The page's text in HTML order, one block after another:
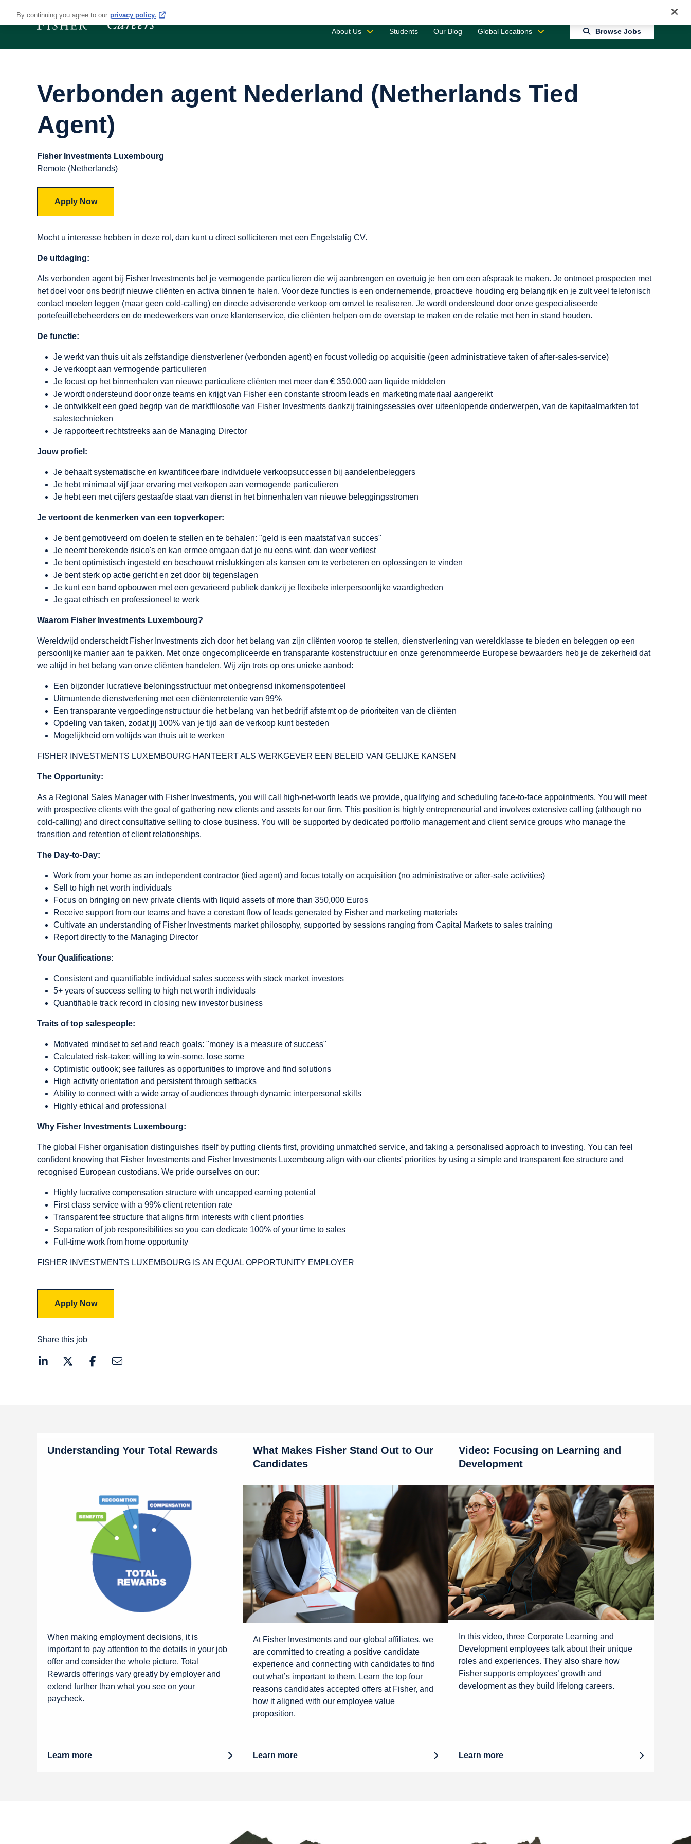
About Us Students Our Blog Global Locations Browse Jobs
Verbonden agent Nederland (Netherlands Tied
Agent)
Fisher Investments Luxembourg
Remote (Netherlands)
Apply Now
Mocht u interesse hebben in deze rol, dan kunt u direct solliciteren met een Engelstalig CV.
De uitdaging:
Als verbonden agent bij Fisher Investments bel je vermogende particulieren die wij aanbrengen en overtuig je hen om een afspraak te maken. Je ontmoet prospecten met
het doel voor ons bedrijf nieuwe cliënten en activa binnen te halen. Voor deze functies is een ondernemende, proactieve houding erg belangrijk en je zult veel telefonisch
contact moeten leggen (maar geen cold-calling) en directe adviserende verkoop om omzet te realiseren. Je wordt ondersteund door onze gespecialiseerde
portefeuillebeheerders en de medewerkers van onze klantenservice, die cliënten helpen om de overstap te maken en de relatie met hen in stand houden.
De functie:
Je werkt van thuis uit als zelfstandige dienstverlener (verbonden agent) en focust volledig op acquisitie (geen administratieve taken of after-sales-service)
Je verkoopt aan vermogende particulieren
Je focust op het binnenhalen van nieuwe particuliere cliënten met meer dan € 350.000 aan liquide middelen
Je wordt ondersteund door onze teams en krijgt van Fisher een constante stroom leads en marketingmateriaal aangereikt
Je ontwikkelt een goed begrip van de marktfilosofie van Fisher Investments dankzij trainingssessies over uiteenlopende onderwerpen, van de kapitaalmarkten tot
salestechnieken
Je rapporteert rechtstreeks aan de Managing Director
Jouw profiel:
Je behaalt systematische en kwantificeerbare individuele verkoopsuccessen bij aandelenbeleggers
Je hebt minimaal vijf jaar ervaring met verkopen aan vermogende particulieren
Je hebt een met cijfers gestaafde staat van dienst in het binnenhalen van nieuwe beleggingsstromen
Je vertoont de kenmerken van een topverkoper:
Je bent gemotiveerd om doelen te stellen en te behalen: "geld is een maatstaf van succes"
Je neemt berekende risico's en kan ermee omgaan dat je nu eens wint, dan weer verliest
Je bent optimistisch ingesteld en beschouwt mislukkingen als kansen om te verbeteren en oplossingen te vinden
Je bent sterk op actie gericht en zet door bij tegenslagen
Je kunt een band opbouwen met een gevarieerd publiek dankzij je flexibele interpersoonlijke vaardigheden
Je gaat ethisch en professioneel te werk
Waarom Fisher Investments Luxembourg?
Wereldwijd onderscheidt Fisher Investments zich door het belang van zijn cliënten voorop te stellen, dienstverlening van wereldklasse te bieden en beleggen op een
persoonlijke manier aan te pakken. Met onze ongecompliceerde en transparante kostenstructuur en onze gerenommeerde Europese bewaarders heb je de zekerheid dat
we altijd in het belang van onze cliënten handelen. Wij zijn trots op ons unieke aanbod:
Een bijzonder lucratieve beloningsstructuur met onbegrensd inkomenspotentieel
Uitmuntende dienstverlening met een cliëntenretentie van 99%
Een transparante vergoedingenstructuur die het belang van het bedrijf afstemt op de prioriteiten van de cliënten
Opdeling van taken, zodat jij 100% van je tijd aan de verkoop kunt besteden
Mogelijkheid om voltijds van thuis uit te werken
FISHER INVESTMENTS LUXEMBOURG HANTEERT ALS WERKGEVER EEN BELEID VAN GELIJKE KANSEN
The Opportunity:
As a Regional Sales Manager with Fisher Investments, you will call high-net-worth leads we provide, qualifying and scheduling face-to-face appointments. You will meet
with prospective clients with the goal of gathering new clients and assets for our firm. This position is highly entrepreneurial and involves extensive calling (although no
cold-calling) and direct consultative selling to close business. You will be supported by dedicated portfolio management and client service groups who manage the
transition and retention of client relationships.
The Day-to-Day:
Work from your home as an independent contractor (tied agent) and focus totally on acquisition (no administrative or after-sale activities)
Sell to high net worth individuals
Focus on bringing on new private clients with liquid assets of more than 350,000 Euros
Receive support from our teams and have a constant flow of leads generated by Fisher and marketing materials
Cultivate an understanding of Fisher Investments market philosophy, supported by sessions ranging from Capital Markets to sales training
Report directly to the Managing Director
Your Qualifications:
Consistent and quantifiable individual sales success with stock market investors
5+ years of success selling to high net worth individuals
Quantifiable track record in closing new investor business
Traits of top salespeople:
Motivated mindset to set and reach goals: "money is a measure of success"
Calculated risk-taker; willing to win-some, lose some
Optimistic outlook; see failures as opportunities to improve and find solutions
High activity orientation and persistent through setbacks
Ability to connect with a wide array of audiences through dynamic interpersonal skills
Highly ethical and professional
Why Fisher Investments Luxembourg:
The global Fisher organisation distinguishes itself by putting clients first, providing unmatched service, and taking a personalised approach to investing. You can feel
confident knowing that Fisher Investments and Fisher Investments Luxembourg align with our clients' priorities by using a simple and transparent fee structure and
recognised European custodians. We pride ourselves on our:
Highly lucrative compensation structure with uncapped earning potential
First class service with a 99% client retention rate
Transparent fee structure that aligns firm interests with client priorities
Separation of job responsibilities so you can dedicate 100% of your time to sales
Full-time work from home opportunity
FISHER INVESTMENTS LUXEMBOURG IS AN EQUAL OPPORTUNITY EMPLOYER
Apply Now
Share this job
Understanding Your Total Rewards
When making employment decisions, it is
important to pay attention to the details in your job
offer and consider the whole picture. Total
Rewards offerings vary greatly by employer and
extend further than what you see on your
paycheck.
Learn more
What Makes Fisher Stand Out to Our
Candidates
At Fisher Investments and our global affiliates, we
are committed to creating a positive candidate
experience and connecting with candidates to find
out what’s important to them. Learn the top four
reasons candidates accepted offers at Fisher, and
how it aligned with our employee value
proposition.
Learn more
Video: Focusing on Learning and
Development
In this video, three Corporate Learning and
Development employees talk about their unique
roles and experiences. They also share how
Fisher supports employees’ growth and
development as they build lifelong careers.
Learn more
By continuing you agree to our privacy policy.